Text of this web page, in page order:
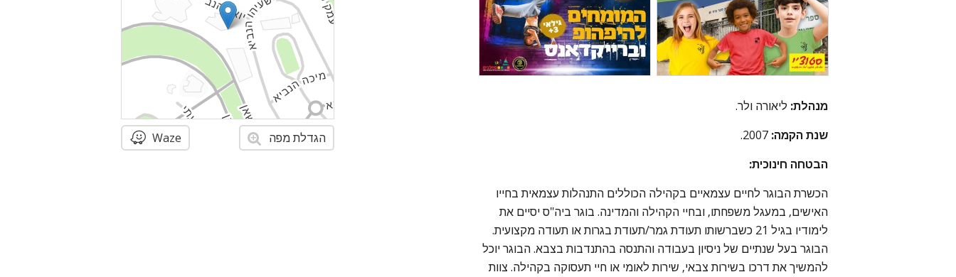
הגדלת מפה Waze
מנהלת: ליאורה ולר.
שנת הקמה:
הבטחה חינוכית:
הכשרת הבוגר לחיים עצמאיים בקהילה הכוללים התנהלות עצמאית בחייו
האישים, במעגל משפחתו, ובחיי הקהילה והמדינה. בוגר ביה"ס יסיים את
לימודיו בגיל 21 כשברשותו תעודת גמר/תעודת בגרות או תעודה מקצועית.
הבוגר בעל שנתיים של ניסיון בעבודה והתנסה בהתנדבות בצבא. הבוגר יוכל
להמשיך את דרכו בשירות צבאי, שירות לאומי או חיי תעסוקה בקהילה. צוות